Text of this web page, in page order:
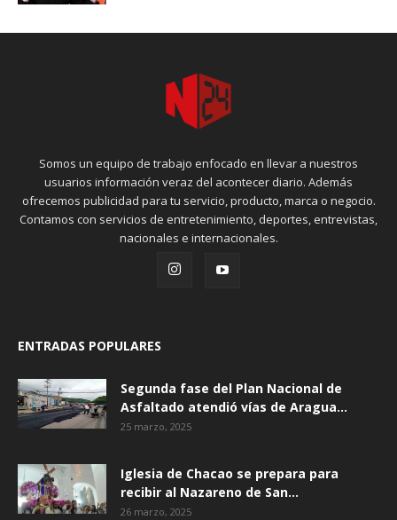
Somos un equipo de trabajo enfocado en llevar a nuestros
usuarios información veraz del acontecer diario. Además
ofrecemos publicidad para tu servicio, producto, marca o negocio.
Contamos con servicios de entretenimiento, deportes, entrevistas,
nacionales e internacionales.
ENTRADAS POPULARES
Segunda fase del Plan Nacional de
Asfaltado atendió vías de Aragua...
25 marzo, 2025
Iglesia de Chacao se prepara para
recibir al Nazareno de San...
26 marzo, 2025